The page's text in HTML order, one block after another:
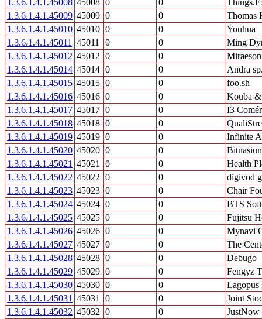
1.3.6.1.4.1.45009 45009 0 0
Thomas
1.3.6.1.4.1.45010 45010 0 0
Youhua
1.3.6.1.4.1.45011
45011 0 0
Ming
1.3.6.1.4.1.45012 45012 0 0
Miraeson
1.3.6.1.4.1.45014 45014 0 0
Andra
1.3.6.1.4.1.45015 45015 0 0
foo.sh
1.3.6.1.4.1.45016 45016 0 0
Kouba &
1.3.6.1.4.1.45017 45017 0 0
I3
1.3.6.1.4.1.45018 45018 0 0
1.3.6.1.4.1.45019 45019 0 0
Infinite
1.3.6.1.4.1.45020 45020 0 0
1.3.6.1.4.1.45021 45021 0 0
Health
1.3.6.1.4.1.45022 45022 0 0
digivod
1.3.6.1.4.1.45023 45023 0 0
Chair
1.3.6.1.4.1.45024 45024 0 0
BTS
1.3.6.1.4.1.45025 45025 0 0
Fujitsu
1.3.6.1.4.1.45026 45026 0 0
Mynavi
1.3.6.1.4.1.45027 45027 0 0
The
1.3.6.1.4.1.45028 45028 0 0
Debugo
1.3.6.1.4.1.45029 45029 0 0
Fengyz
1.3.6.1.4.1.45030 45030 0 0
Lagopus
1.3.6.1.4.1.45031 45031 0 0
Joint
1.3.6.1.4.1.45032 45032 0 0
JustNow